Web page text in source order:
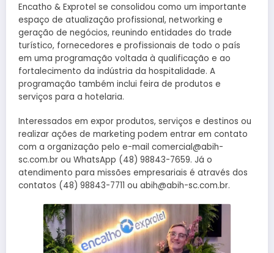
Encatho & Exprotel se consolidou como um importante
espaço de atualização profissional, networking e
geração de negócios, reunindo entidades do trade
turístico, fornecedores e profissionais de todo o país
em uma programação voltada à qualificação e ao
fortalecimento da indústria da hospitalidade. A
programação também inclui feira de produtos e
serviços para a hotelaria.
Interessados em expor produtos, serviços e destinos ou
realizar ações de marketing podem entrar em contato
com a organização pelo e-mail comercial@abih-
sc.com.br ou WhatsApp (48) 98843-7659. Já o
atendimento para missões empresariais é através dos
contatos (48) 98843-7711 ou abih@abih-sc.com.br.